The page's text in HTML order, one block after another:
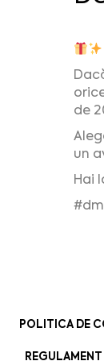
de
un
Hai
POLITICA DE